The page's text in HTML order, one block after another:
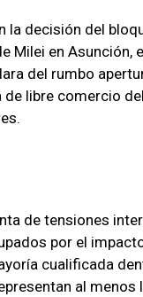
la decisión del
Milei en Asunción,
del rumbo
de libre comercio
de tensiones
por el
cualificada
al menos